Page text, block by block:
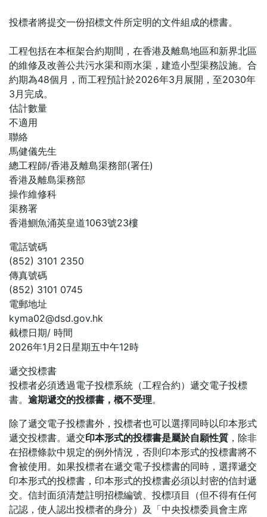
投標者將提交一份招標文件所定明的文件組成的標書。
工程包括在本框架合約期間，在香港及離島地區和新界北區
的維修及改善公共污水渠和雨水渠，建造小型渠務設施。合
約期為48個月，而工程預計於2026年3月展開，至2030年
3月完成。
估計數量
不適用
聯絡
馬健儀先生
總工程師/香港及離島渠務部(署任)
香港及離島渠務部
操作維修科
渠務署
香港鰂魚涌英皇道1063號23樓
電話號碼
(852) 3101 2350
傳真號碼
(852) 3101 0745
電郵地址
kyma02@dsd.gov.hk
截標日期/ 時間
2026年1月2日星期五中午12時
遞交投標書
投標者必須透過電子投標系統（工程合約）遞交電子投標
書。 逾期遞交的投標書，概不受理。
除了遞交電子投標書外，投標者也可以選擇同時以印本形式
遞交投標書。遞交印本形式的投標書是屬於自願性質 ，除非
在招標條款中規定的例外情況，否則印本形式的投標書將不
會被使用。如果投標者在遞交電子投標書的同時，選擇遞交
印本形式的投標書，印本形式的投標書必須以封密的信封遞
交。信封面須清楚註明招標編號、投標項目（但不得有任何
記認，使人認出投標者的身分）及「中央投標委員會主席